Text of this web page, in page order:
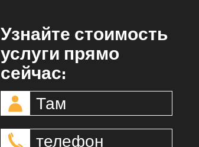
Узнайте стоимость
услуги прямо
сейчас: